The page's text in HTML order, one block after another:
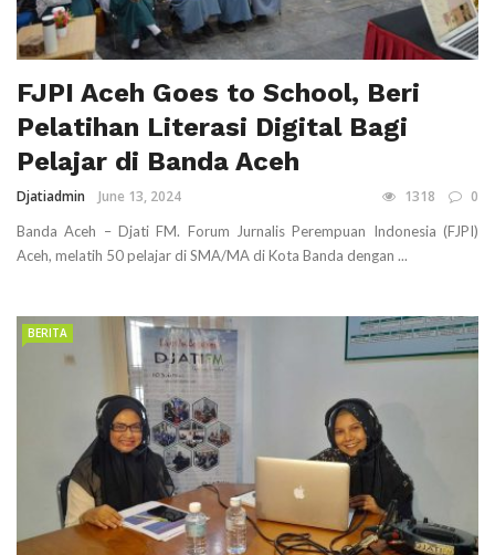
FJPI Aceh Goes to School, Beri
Pelatihan Literasi Digital Bagi
Pelajar di Banda Aceh
Djatiadmin June 13, 2024 1318 0
Banda Aceh – Djati FM. Forum Jurnalis Perempuan Indonesia (FJPI)
Aceh, melatih 50 pelajar di SMA/MA di Kota Banda dengan ...
BERITA